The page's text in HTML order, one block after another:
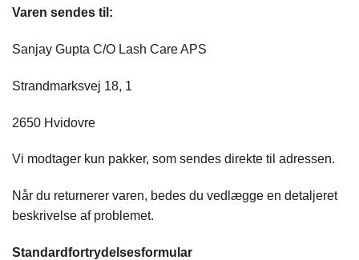
Varen sendes til:
Sanjay Gupta C/O Lash Care APS
Strandmarksvej 18, 1
2650 Hvidovre
Vi modtager kun pakker, som sendes direkte til adressen.
Når du returnerer varen, bedes du vedlægge en detaljeret
beskrivelse af problemet.
Standardfortrydelsesformular